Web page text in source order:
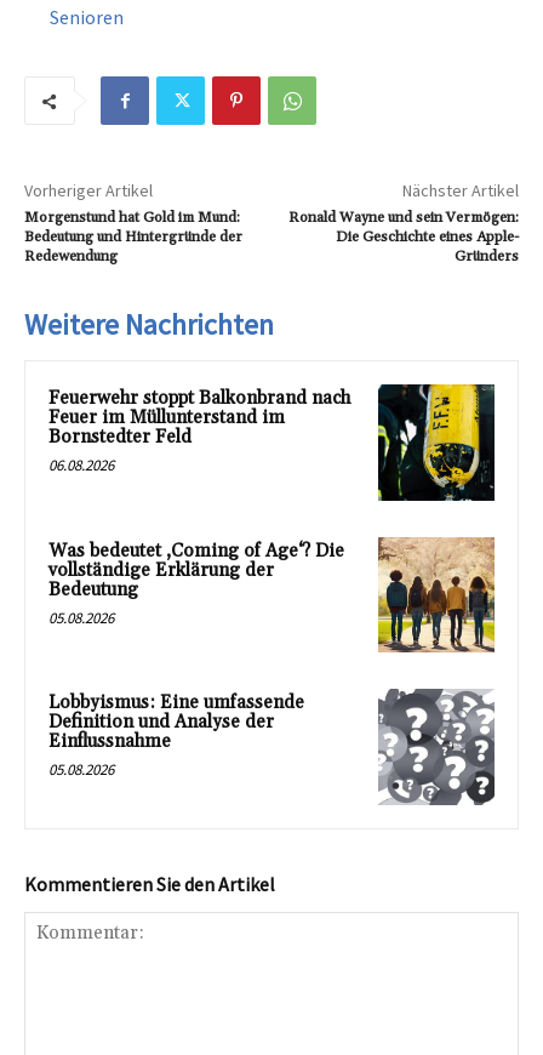
Senioren
Vorheriger Artikel
Morgenstund hat Gold im Mund:
Bedeutung und Hintergründe der
Redewendung
Nächster Artikel
Ronald Wayne und sein Vermögen:
Die Geschichte eines Apple-
Gründers
Weitere Nachrichten
Feuerwehr stoppt Balkonbrand nach
Feuer im Müllunterstand im
Bornstedter Feld
06.08.2026
Was bedeutet ‚Coming of Age‘? Die
vollständige Erklärung der
Bedeutung
05.08.2026
Lobbyismus: Eine umfassende
Definition und Analyse der
Einflussnahme
05.08.2026
Kommentieren Sie den Artikel